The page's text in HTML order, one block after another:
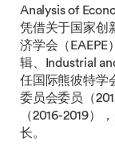
Analysis of
凭借关于国家创
济学会（EAEPE
辑、Industrial
任国际熊彼特学
委员会委员（
（2016-2019）
长。